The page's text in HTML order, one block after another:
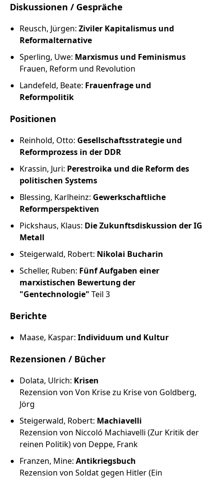
Diskussionen / Gespräche
Reusch, Jürgen: Ziviler Kapitalismus und
Reformalternative
Sperling, Uwe: Marxismus und Feminismus
Frauen, Reform und Revolution
Landefeld, Beate: Frauenfrage und
Reformpolitik
Positionen
Reinhold, Otto: Gesellschaftsstrategie und
Reformprozess in der DDR
Krassin, Juri: Perestroika und die Reform des
politischen Systems
Blessing, Karlheinz: Gewerkschaftliche
Reformperspektiven
Pickshaus, Klaus: Die Zukunftsdiskussion der IG
Metall
Steigerwald, Robert: Nikolai Bucharin
Scheller, Ruben: Fünf Aufgaben einer
marxistischen Bewertung der
"Gentechnologie" Teil 3
Berichte
Maase, Kaspar: Individuum und Kultur
Rezensionen / Bücher
Dolata, Ulrich: Krisen
Rezension von Von Krise zu Krise von Goldberg,
Jörg
Steigerwald, Robert: Machiavelli
Rezension von Niccoló Machiavelli (Zur Kritik der
reinen Politik) von Deppe, Frank
Franzen, Mine: Antikriegsbuch
Rezension von Soldat gegen Hitler (Ein